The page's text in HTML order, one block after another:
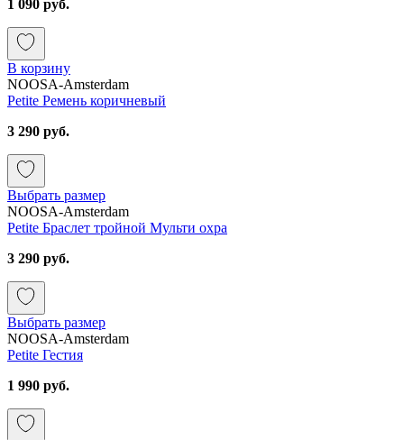
1 090 руб.
В корзину
NOOSA-Amsterdam
Petite Ремень коричневый
3 290 руб.
Выбрать размер
NOOSA-Amsterdam
Petite Браслет тройной Мульти охра
3 290 руб.
Выбрать размер
NOOSA-Amsterdam
Petite Гестия
1 990 руб.